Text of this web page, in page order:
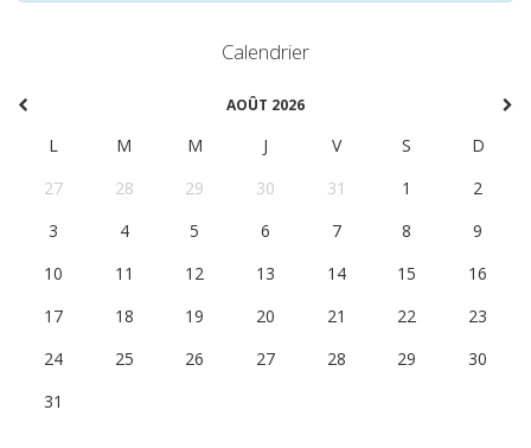
Calendrier
AOÛT 2026
L M M J V S
D
27
28 29 30 31 1
2
3
4 5 6 7 8
9
10
11 12 13 14 15
16
17
18 19 20 21 22
23
24
25 26 27 28 29
30
31